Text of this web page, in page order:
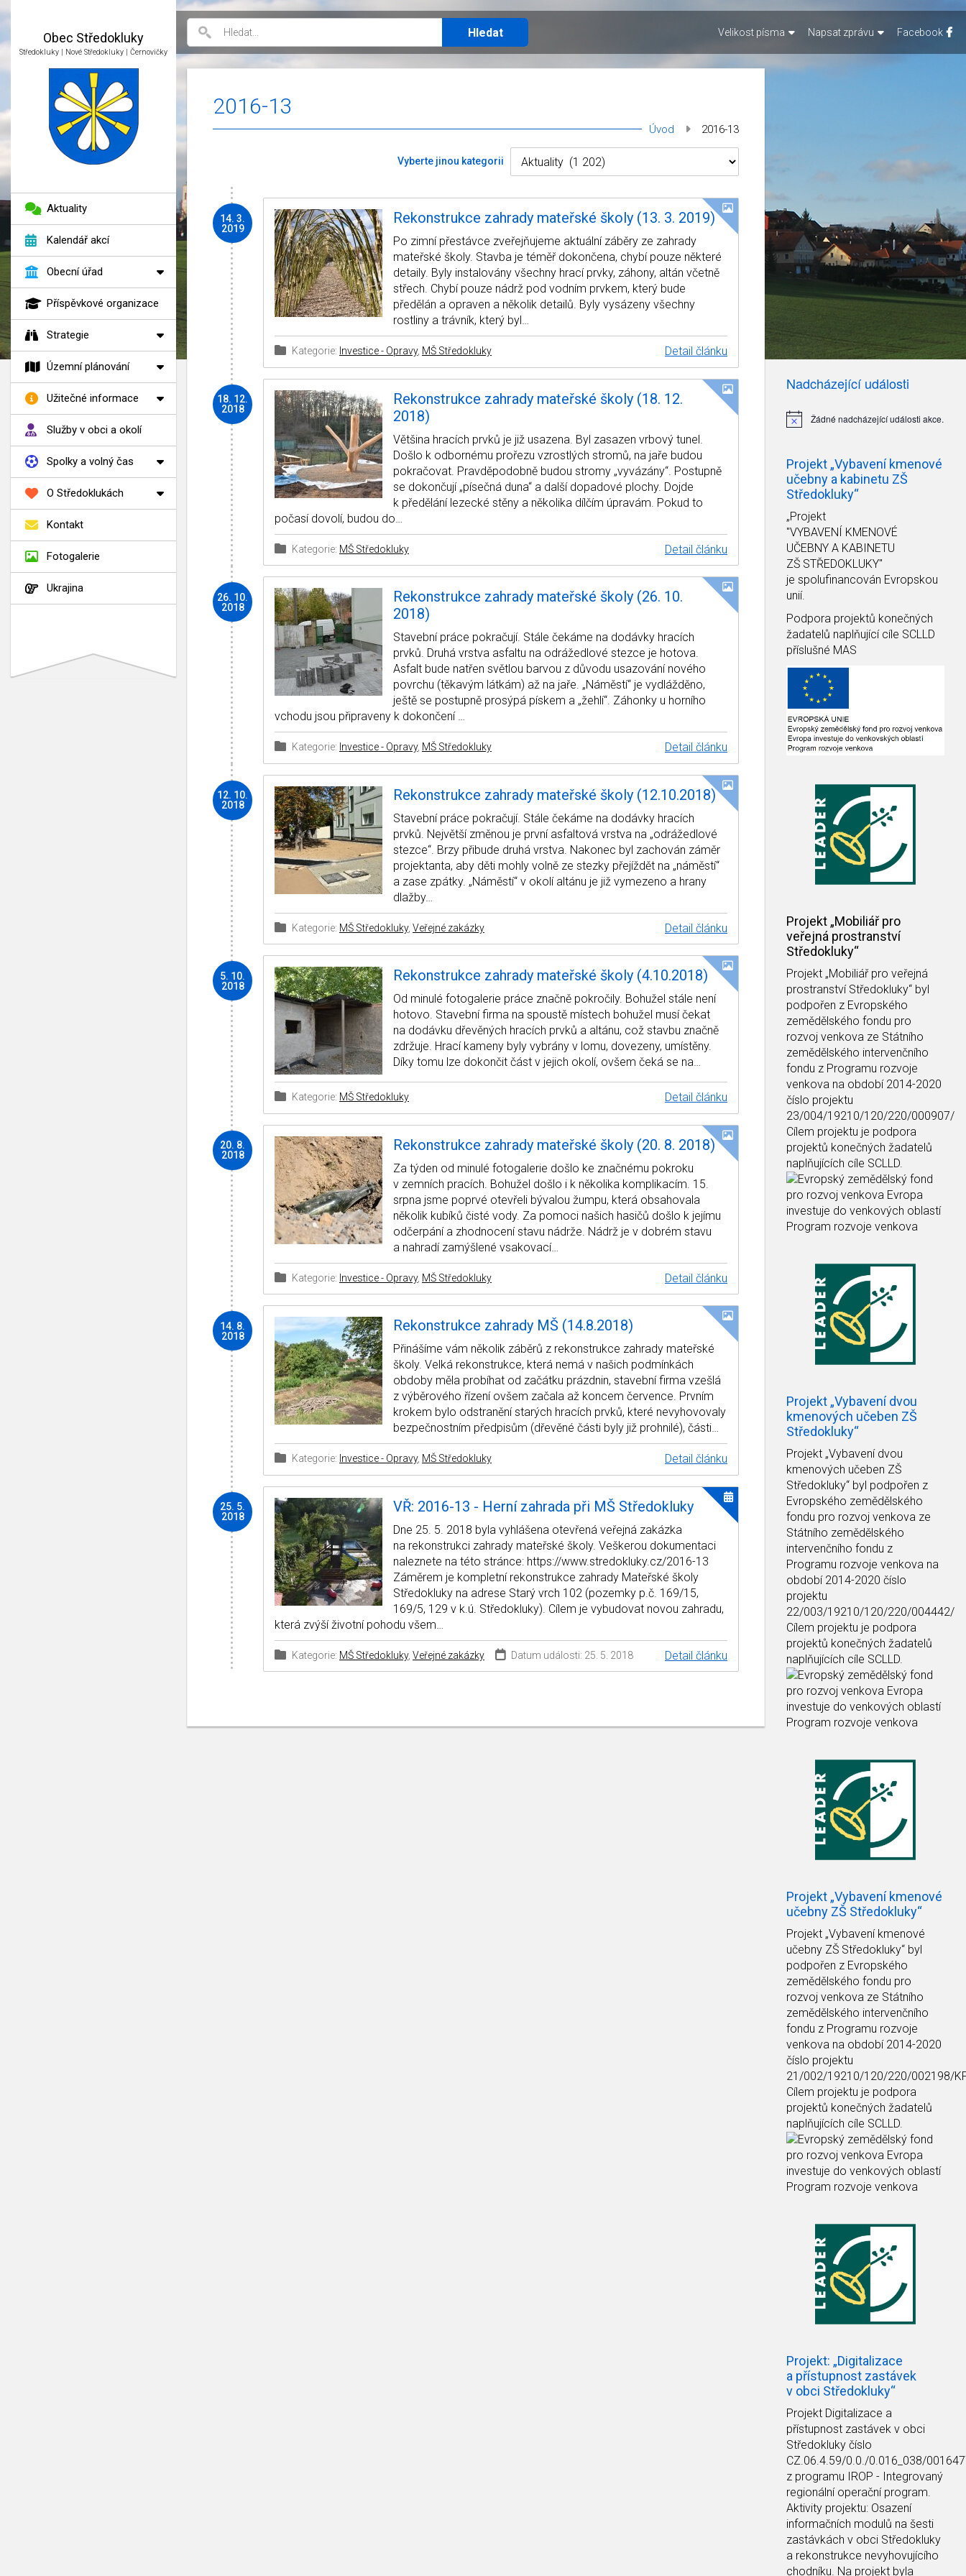
Obec Středokluky
Středokluky | Nové Středokluky | Černovičky
2016-13
Vyberte jinou kategorii
14. 3.
2019
Rekonstrukce zahrady mateřské školy (13. 3. 2019)
Po zimní přestávce zveřejňujeme aktuální záběry ze zahrady
mateřské školy. Stavba je téměř dokončena, chybí pouze některé
detaily. Byly instalovány všechny hrací prvky, záhony, altán včetně
střech. Chybí pouze nádrž pod vodním prvkem, který bude
předělán a opraven a několik detailů. Byly vysázeny všechny
rostliny a trávník, který byl…
Kategorie: Investice - Opravy, MŠ Středokluky Detail článku
18. 12.
2018
Rekonstrukce zahrady mateřské školy (18. 12.
2018)
Většina hracích prvků je již usazena. Byl zasazen vrbový tunel.
Došlo k odbornému prořezu vzrostlých stromů, na jaře budou
pokračovat. Pravděpodobně budou stromy „vyvázány“. Postupně
se dokončují „písečná duna“ a další dopadové plochy. Dojde
k předělání lezecké stěny a několika dílčím úpravám. Pokud to
počasí dovolí, budou do…
Kategorie: MŠ Středokluky Detail článku
26. 10.
2018
Rekonstrukce zahrady mateřské školy (26. 10.
2018)
Stavební práce pokračují. Stále čekáme na dodávky hracích
prvků. Druhá vrstva asfaltu na odrážedlové stezce je hotova.
Asfalt bude natřen světlou barvou z důvodu usazování nového
povrchu (těkavým látkám) až na jaře. „Náměstí“ je vydlážděno,
ještě se postupně prosýpá pískem a „žehlí“. Záhonky u horního
vchodu jsou připraveny k dokončení …
Kategorie: Investice - Opravy, MŠ Středokluky Detail článku
12. 10.
2018
Rekonstrukce zahrady mateřské školy (12.10.2018)
Stavební práce pokračují. Stále čekáme na dodávky hracích
prvků. Největší změnou je první asfaltová vrstva na „odrážedlové
stezce“. Brzy přibude druhá vrstva. Nakonec byl zachován záměr
projektanta, aby děti mohly volně ze stezky přejíždět na „náměstí“
a zase zpátky. „Náměstí“ v okolí altánu je již vymezeno a hrany
dlažby…
Kategorie: MŠ Středokluky, Veřejné zakázky Detail článku
5. 10.
2018
Rekonstrukce zahrady mateřské školy (4.10.2018)
Od minulé fotogalerie práce značně pokročily. Bohužel stále není
hotovo. Stavební firma na spoustě místech bohužel musí čekat
na dodávku dřevěných hracích prvků a altánu, což stavbu značně
zdržuje. Hrací kameny byly vybrány v lomu, dovezeny, umístěny.
Díky tomu lze dokončit část v jejich okolí, ovšem čeká se na…
Kategorie: MŠ Středokluky Detail článku
20. 8.
2018
Rekonstrukce zahrady mateřské školy (20. 8. 2018)
Za týden od minulé fotogalerie došlo ke značnému pokroku
v zemních pracích. Bohužel došlo i k několika komplikacím. 15.
srpna jsme poprvé otevřeli bývalou žumpu, která obsahovala
několik kubíků čisté vody. Za pomoci našich hasičů došlo k jejímu
odčerpání a zhodnocení stavu nádrže. Nádrž je v dobrém stavu
a nahradí zamýšlené vsakovací…
Kategorie: Investice - Opravy, MŠ Středokluky Detail článku
14. 8.
2018
Rekonstrukce zahrady MŠ (14.8.2018)
Přinášíme vám několik záběrů z rekonstrukce zahrady mateřské
školy. Velká rekonstrukce, která nemá v našich podmínkách
obdoby měla probíhat od začátku prázdnin, stavební firma vzešlá
z výběrového řízení ovšem začala až koncem července. Prvním
krokem bylo odstranění starých hracích prvků, které nevyhovovaly
bezpečnostním předpisům (dřevěné části byly již prohnilé), části…
Kategorie: Investice - Opravy, MŠ Středokluky Detail článku
25. 5.
2018
VŘ: 2016-13 - Herní zahrada při MŠ Středokluky
Dne 25. 5. 2018 byla vyhlášena otevřená veřejná zakázka
na rekonstrukci zahrady mateřské školy. Veškerou dokumentaci
naleznete na této stránce: https://www.stredokluky.cz/2016-13
Záměrem je kompletní rekonstrukce zahrady Mateřské školy
Středokluky na adrese Starý vrch 102 (pozemky p.č. 169/15,
169/5, 129 v k.ú. Středokluky). Cílem je vybudovat novou zahradu,
která zvýší životní pohodu všem…
Kategorie: MŠ Středokluky, Veřejné zakázky Datum události: 25. 5. 2018 Detail článku
Úvod 2016-13
Nadcházející události
Notice Žádné nadcházející události akce.
Projekt „Vybavení kmenové
učebny a kabinetu ZŠ
Středokluky“
„Projekt
"VYBAVENÍ KMENOVÉ
UČEBNY A KABINETU
ZŠ STŘEDOKLUKY"
je spolufinancován Evropskou
unií.
Podpora projektů konečných
žadatelů naplňující cíle SCLLD
příslušné MAS
Projekt „Mobiliář pro
veřejná prostranství
Středokluky“
Projekt „Mobiliář pro veřejná
prostranství Středokluky“ byl
podpořen z Evropského
zemědělského fondu pro
rozvoj venkova ze Státního
zemědělského intervenčního
fondu z Programu rozvoje
venkova na období 2014-2020
číslo projektu
23/004/19210/120/220/000907/
Cílem projektu je podpora
projektů konečných žadatelů
naplňujících cíle SCLLD.
Projekt „Vybavení dvou
kmenových učeben ZŠ
Středokluky“
Projekt „Vybavení dvou
kmenových učeben ZŠ
Středokluky“ byl podpořen z
Evropského zemědělského
fondu pro rozvoj venkova ze
Státního zemědělského
intervenčního fondu z
Programu rozvoje venkova na
období 2014-2020 číslo
projektu
22/003/19210/120/220/004442/
Cílem projektu je podpora
projektů konečných žadatelů
naplňujících cíle SCLLD.
Projekt „Vybavení kmenové
učebny ZŠ Středokluky“
Projekt „Vybavení kmenové
učebny ZŠ Středokluky“ byl
podpořen z Evropského
zemědělského fondu pro
rozvoj venkova ze Státního
zemědělského intervenčního
fondu z Programu rozvoje
venkova na období 2014-2020
číslo projektu
21/002/19210/120/220/002198/
Cílem projektu je podpora
projektů konečných žadatelů
naplňujících cíle SCLLD.
Projekt: „Digitalizace
a přístupnost zastávek
v obci Středokluky“
Projekt Digitalizace a
přístupnost zastávek v obci
Středokluky číslo
CZ.06.4.59/0.0./0.016_038/
z programu IROP - Integrovaný
regionální operační program.
Aktivity projektu: Osazení
informačních modulů na šesti
zastávkách v obci Středokluky
a rekonstrukce nevyhovujícího
chodníku. Na projekt byla
Velikost písma Napsat zprávu Facebook
Aktuality
Kalendář akcí
Obecní úřad
Příspěvkové organizace
Strategie
Územní plánování
Užitečné informace
Služby v obci a okolí
Spolky a volný čas
O Středoklukách
Kontakt
Fotogalerie
Ukrajina